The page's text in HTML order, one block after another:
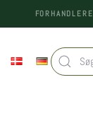
FORHANDLERE